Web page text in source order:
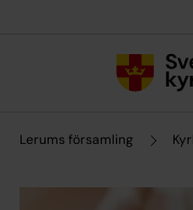
Lerums församling